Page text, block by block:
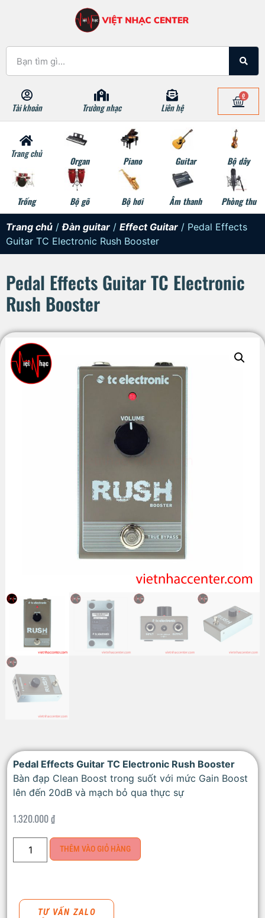
Tài khoản Trường nhạc Liên hệ
0
Trang chủ
Organ Piano Guitar Bộ dây
Trống Bộ gõ Bộ hơi Âm thanh Phòng thu
Trang chủ /Đàn guitar / Effect Guitar / Pedal Effects
Guitar TC Electronic Rush Booster
Pedal Effects Guitar TC Electronic
Rush Booster
Pedal Effects Guitar TC Electronic Rush Booster
Bàn đạp Clean Boost trong suốt với mức Gain Boost
lên đến 20dB và mạch bỏ qua thực sự
1.320.000₫
THÊM VÀO GIỎ HÀNG
TƯ VẤN ZALO